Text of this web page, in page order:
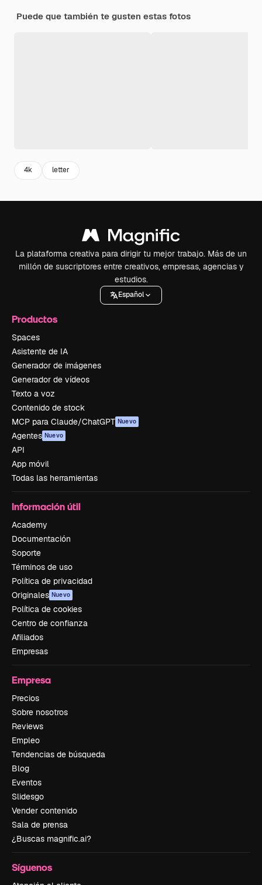
Puede que también te gusten estas fotos
4k letter
La plataforma creativa para dirigir tu mejor trabajo. Más de un
millón de suscriptores entre creativos, empresas, agencias y
estudios.
Español
Productos
Spaces
Asistente de IA
Generador de imágenes
Generador de vídeos
Texto a voz
Contenido de stock
MCP para Claude/ChatGPT Nuevo
Agentes Nuevo
API
App móvil
Todas las herramientas
Información útil
Academy
Documentación
Soporte
Términos de uso
Política de privacidad
Originales Nuevo
Política de cookies
Centro de confianza
Afiliados
Empresas
Empresa
Precios
Sobre nosotros
Reviews
Empleo
Tendencias de búsqueda
Blog
Eventos
Slidesgo
Vender contenido
Sala de prensa
¿Buscas magnific.ai?
Síguenos